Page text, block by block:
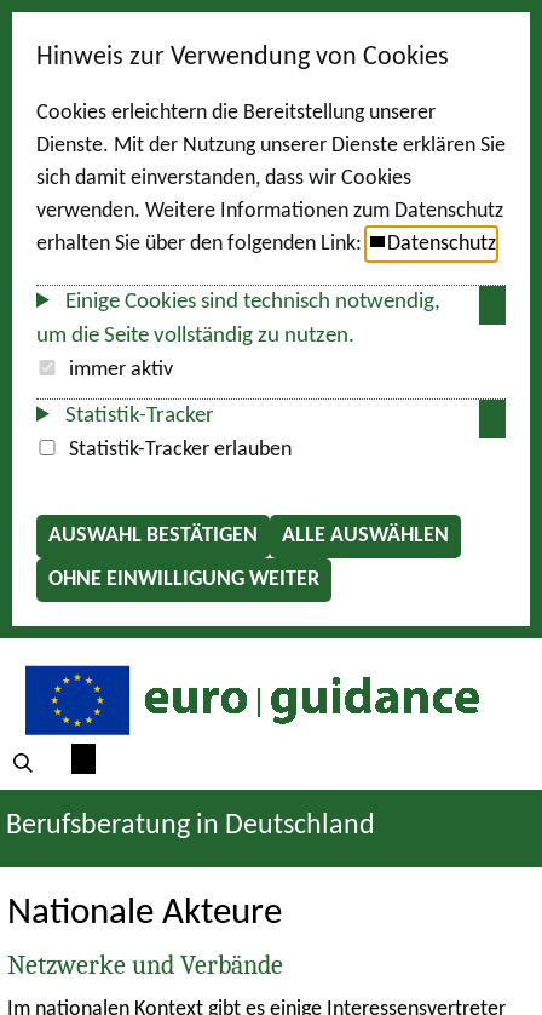
Hinweis zur Verwendung von Cookies
Cookies erleichtern die Bereitstellung unserer
Dienste. Mit der Nutzung unserer Dienste erklären Sie
sich damit einverstanden, dass wir Cookies
verwenden. Weitere Informationen zum Datenschutz
erhalten Sie über den folgenden Link:
Datenschutz
Einige Cookies sind technisch notwendig,
um die Seite vollständig zu nutzen.
immer aktiv
Statistik-Tracker
Statistik-Tracker erlauben
AUSWAHL BESTÄTIGEN
ALLE AUSWÄHLEN
OHNE EINWILLIGUNG WEITER
Berufsberatung in Deutschland
Nationale Akteure
Netzwerke und Verbände
Im nationalen Kontext gibt es einige Interessensvertreter